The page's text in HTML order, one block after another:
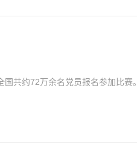
共约72万余名党员报名参加比赛